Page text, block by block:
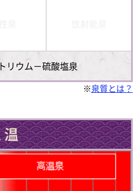
リウム－硫酸塩泉
※泉質とは？